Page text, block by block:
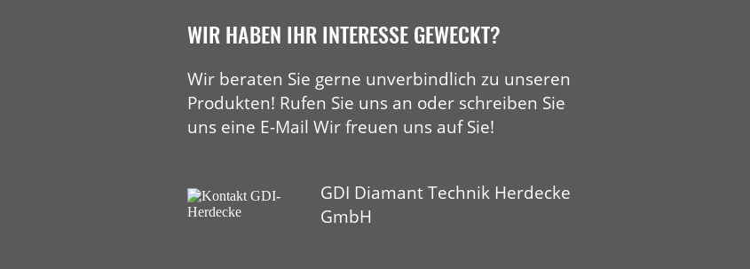
WIR HABEN IHR INTERESSE GEWECKT?
Wir beraten Sie gerne unverbindlich zu unseren
Produkten! Rufen Sie uns an oder schreiben Sie
uns eine E-Mail Wir freuen uns auf Sie!
GDI Diamant Technik Herdecke
GmbH